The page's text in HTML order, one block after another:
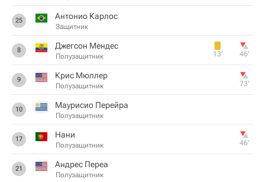
25 Антонио Карлос
Защитник
8 Джегсон Мендес
Полузащитник 13‎’‎ 46‎’‎
9 Крис Мюллер
Полузащитник 73‎’‎
10 Маурисио Перейра
Полузащитник
17 Нани
Полузащитник 46‎’‎
21 Андрес Переа
Полузащитник